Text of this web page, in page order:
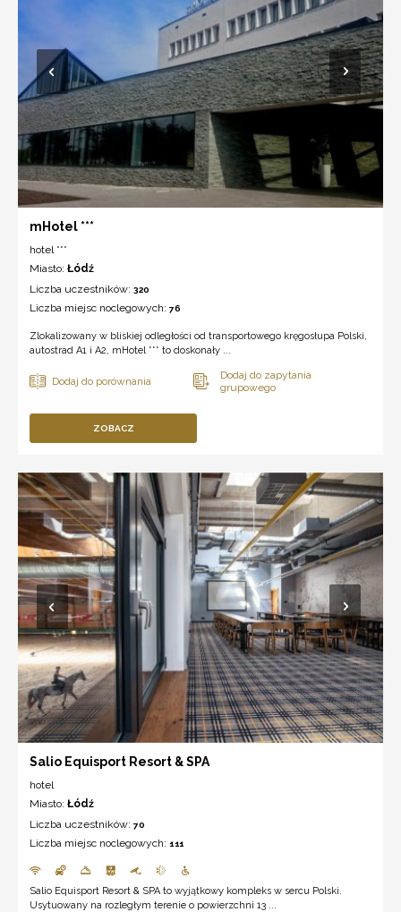
mHotel ***
hotel ***
Miasto: Łódź
Liczba uczestników: 320
Liczba miejsc noclegowych: 76
Zlokalizowany w bliskiej odległości od transportowego kręgosłupa Polski,
autostrad A1 i A2, mHotel *** to doskonały ...
ZOBACZ
Salio Equisport Resort & SPA
hotel
Miasto: Łódź
Liczba uczestników: 70
Liczba miejsc noclegowych: 111
Salio Equisport Resort & SPA to wyjątkowy kompleks w sercu Polski.
Usytuowany na rozległym terenie o powierzchni 13 ...